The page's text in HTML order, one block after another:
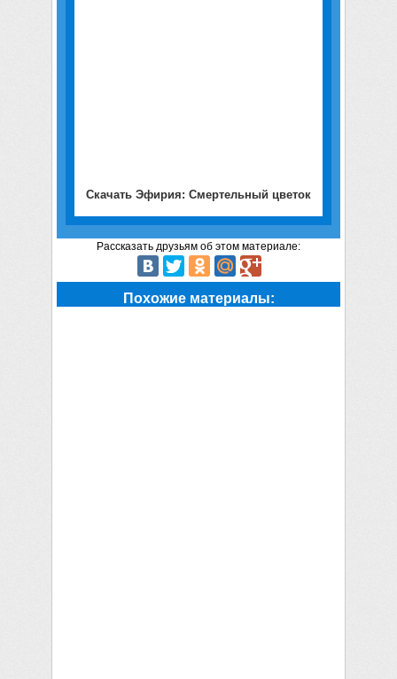
Скачать Эфирия: Смертельный цветок
Рассказать друзьям об этом материале:
Похожие материалы: